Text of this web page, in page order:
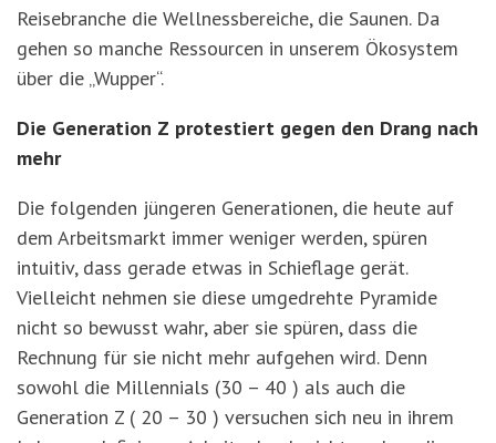
Reisebranche die Wellnessbereiche, die Saunen. Da
gehen so manche Ressourcen in unserem Ökosystem
über die „Wupper“.
Die Generation Z protestiert gegen den Drang nach
mehr
Die folgenden jüngeren Generationen, die heute auf
dem Arbeitsmarkt immer weniger werden, spüren
intuitiv, dass gerade etwas in Schieflage gerät.
Vielleicht nehmen sie diese umgedrehte Pyramide
nicht so bewusst wahr, aber sie spüren, dass die
Rechnung für sie nicht mehr aufgehen wird. Denn
sowohl die Millennials (30 – 40 ) als auch die
Generation Z ( 20 – 30 ) versuchen sich neu in ihrem